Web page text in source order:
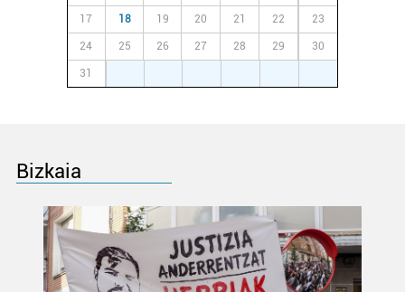
17 18 19 20 21 22 23
24 25 26 27 28 29 30
31
Bizkaia